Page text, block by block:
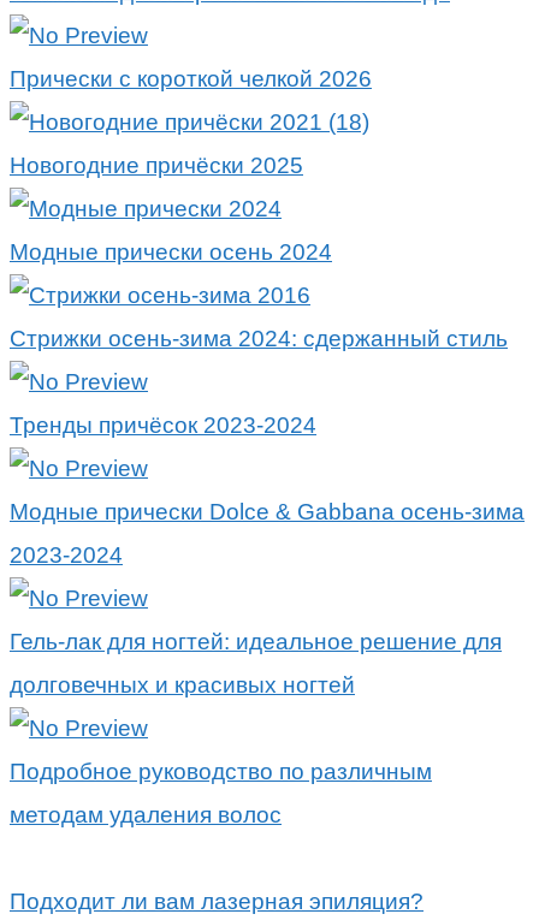
Прически с короткой челкой 2026
Новогодние причёски 2025
Модные прически осень 2024
Стрижки осень-зима 2024: сдержанный стиль
Тренды причёсок 2023-2024
Модные прически Dolce & Gabbana осень-зима
2023-2024
Гель-лак для ногтей: идеальное решение для
долговечных и красивых ногтей
Подробное руководство по различным
методам удаления волос
Подходит ли вам лазерная эпиляция?